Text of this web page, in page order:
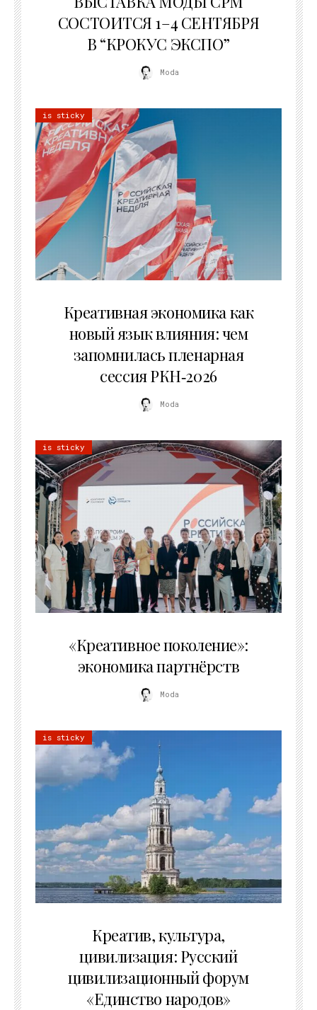
СОСТОИТСЯ 1–4 СЕНТЯБРЯ
В “КРОКУС ЭКСПО”
Moda
is sticky
Креативная экономика как
новый язык влияния: чем
запомнилась пленарная
сессия РКН‑2026
Moda
is sticky
«Креативное поколение»:
экономика партнёрств
Moda
is sticky
Креатив, культура,
цивилизация: Русский
цивилизационный форум
«Единство народов»